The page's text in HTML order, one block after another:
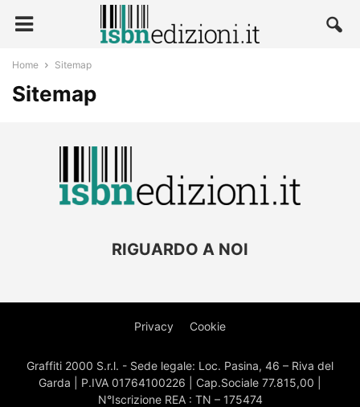
Home Sitemap
Sitemap
RIGUARDO A NOI
Privacy Cookie
Graffiti 2000 S.r.l. - Sede legale: Loc. Pasina, 46 – Riva del
Garda | P.IVA 01764100226 | Cap.Sociale 77.815,00 |
N°Iscrizione REA : TN – 175474